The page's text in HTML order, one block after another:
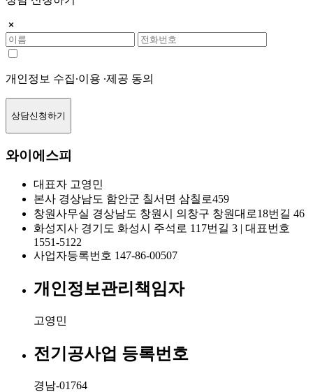
개인정보 수집∙이용 ∙제공 동의
상담신청하기
와이에스피
대표자 고영민
본사 경상남도 함안군 칠서면 삼칠로459
창원사무실 경상남도 창원시 의창구 창원대로18번길 46
화성지사 경기도 화성시 주석로 117번길 3 | 대표번호
1551-5122
사업자등록번호 147-86-00507
개인정보관리책임자
고영민
전기공사업 등록번호
경남-01764